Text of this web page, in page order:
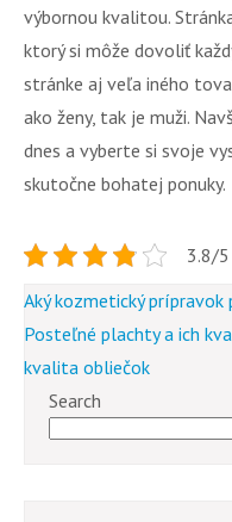
výbornou kvalitou.
ktorý si môže dovoliť
stránke aj veľa iného
ako ženy, tak je muži.
dnes a vyberte si svoje
skutočne bohatej ponuky.
3.8/
Post
navigation
Aký kozmetický
Posteľné plachty a ich
kvalita obliečok
Search